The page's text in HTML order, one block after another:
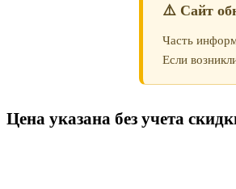
⚠️ Сайт
Часть
Если
Цена указана без учета